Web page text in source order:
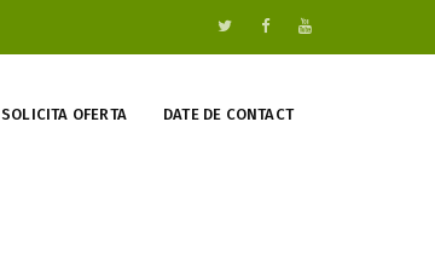
SOLICITA OFERTA DATE DE CONTACT